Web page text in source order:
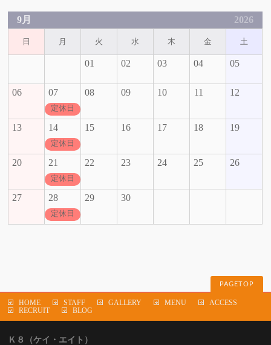
9月 2026
日 月 火 水 木 金 土
01 02 03 04 05
06 07
定休日
08 09 10 11 12
13 14
定休日
15 16 17 18 19
20 21
定休日
22 23 24 25 26
27 28
定休日
29 30
PAGETOP
HOME STAFF GALLERY MENU
ACCESS
RECRUIT
BLOG
Ｋ８（ケイ・エイト）